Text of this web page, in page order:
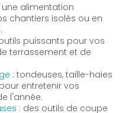
une alimentation
chantiers isolés ou en
puissants pour vos
terrassement et de
: tondeuses, taille-haies
entretenir vos
l'année.
: des outils de coupe